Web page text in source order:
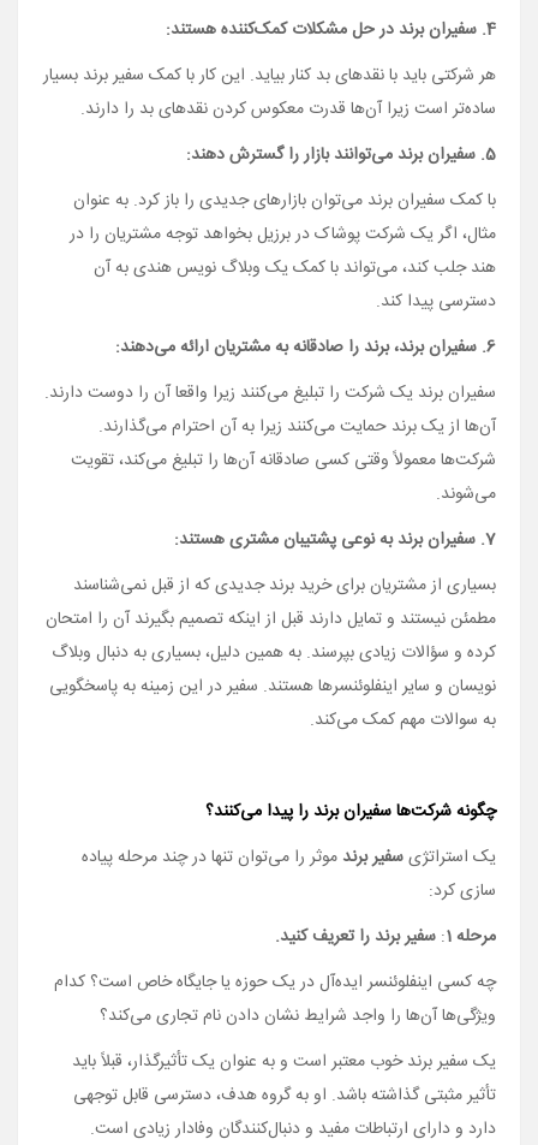
4. سفیران برند در حل مشکلات کمک‌کننده هستند:
هر شرکتی باید با نقدهای بد کنار بیاید. این کار با کمک سفیر برند بسیار
ساده‌­تر است زیرا آن‌­ها قدرت معکوس کردن نقدهای بد را دارند.
5. سفیران برند می‌­توانند بازار را گسترش دهند:
با کمک سفیران برند می‌­توان بازارهای جدیدی را باز کرد. به عنوان
مثال، اگر یک شرکت پوشاک در برزیل بخواهد توجه مشتریان را در
هند جلب کند، می‌­تواند با کمک یک وبلاگ نویس هندی به آن
دسترسی پیدا کند.
6. سفیران برند، برند را صادقانه به مشتریان ارائه می‌دهند:
سفیران برند یک شرکت را تبلیغ می‌کنند زیرا واقعا آن را دوست دارند.
آن­‌ها از یک برند حمایت می‌کنند زیرا به آن احترام می­‌گذارند.
شرکت‌ها معمولاً وقتی کسی صادقانه آن­‌ها را تبلیغ می‌کند، تقویت
می‌شوند.
7. سفیران برند به نوعی پشتیبان مشتری هستند:
بسیاری از مشتریان برای خرید برند جدیدی که از قبل نمی‌­شناسند
مطمئن نیستند و تمایل دارند قبل از اینکه تصمیم بگیرند آن را امتحان
کرده و سؤالات زیادی بپرسند. به همین دلیل، بسیاری به دنبال وبلاگ‌
نویسان و سایر اینفلوئنسرها هستند. سفیر در این زمینه به پاسخگویی
به سوالات مهم کمک می­‌کند.
چگونه شرکت‌­ها سفیران برند را پیدا می‌­کنند؟
یک استراتژیسفیر برند موثر را می­‌توان تنها در چند مرحله پیاده
سازی کرد:
مرحله 1 : سفیر برند را تعریف کنید.
چه کسی اینفلوئنسر ایده‌آل در یک حوزه یا جایگاه خاص است؟ کدام
ویژگی‌­ها آن‌­ها را واجد شرایط نشان دادن نام تجاری می­‌کند؟
یک سفیر برند خوب معتبر است و به عنوان یک تأثیرگذار، قبلاً باید
تأثیر مثبتی گذاشته باشد. اوبه گروه هدف، دسترسی قابل توجهی
دارد و دارای ارتباطات مفید و دنبال‌کنندگان وفادار زیادی است.